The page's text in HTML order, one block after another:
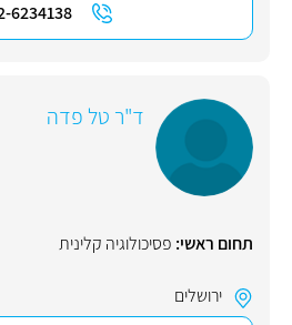
6234138
ד"ר טל פדה
תחום ראשי: פסיכולוגיה קלינית
ירושלים